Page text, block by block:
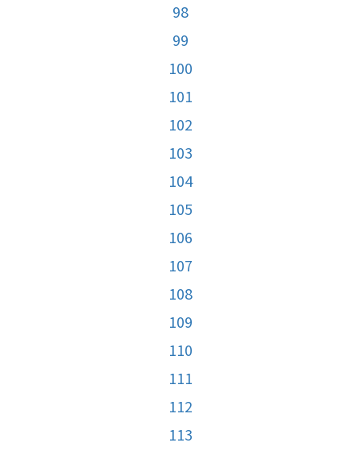
98
99
100
101
102
103
104
105
106
107
108
109
110
111
112
113